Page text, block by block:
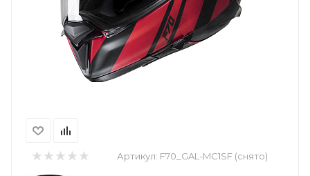
Артикул: F70_GAL-MC1SF (снято)